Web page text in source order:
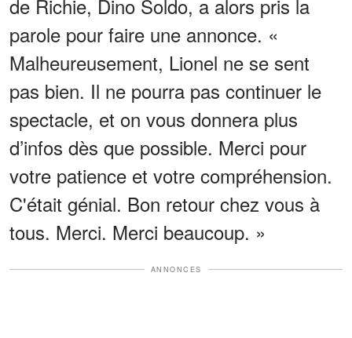
de Richie, Dino Soldo, a alors pris la
parole pour faire une annonce. «
Malheureusement, Lionel ne se sent
pas bien. Il ne pourra pas continuer le
spectacle, et on vous donnera plus
d’infos dès que possible. Merci pour
votre patience et votre compréhension.
C'était génial. Bon retour chez vous à
tous. Merci. Merci beaucoup. »
ANNONCES